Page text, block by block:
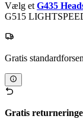
Vælg et G435
G515
Gratis
Gratis